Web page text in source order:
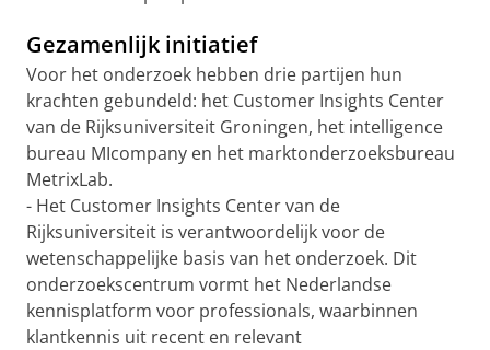
Gezamenlijk initiatief
Voor het onderzoek hebben drie partijen hun
krachten gebundeld: het Customer Insights Center
van de Rijksuniversiteit Groningen, het intelligence
bureau MIcompany en het marktonderzoeksbureau
MetrixLab.
- Het Customer Insights Center van de
Rijksuniversiteit is verantwoordelijk voor de
wetenschappelijke basis van het onderzoek. Dit
onderzoekscentrum vormt het Nederlandse
kennisplatform voor professionals, waarbinnen
klantkennis uit recent en relevant